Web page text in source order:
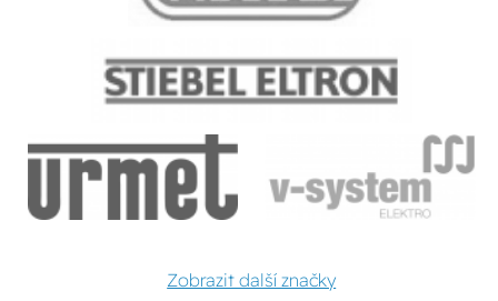
Zobrazit další značky